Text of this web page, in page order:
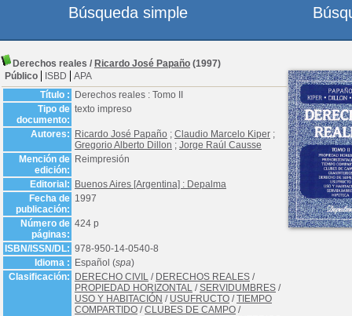
Derechos reales / Ricardo José Papaño (1997)
Público
ISBD
APA
Título :
Derechos reales : Tomo II
Tipo de
documento:
texto impreso
Autores: Ricardo José Papaño ; Claudio Marcelo Kiper ;
Gregorio Alberto Dillon ; Jorge Raúl Causse
Mención de
edición:
Reimpresión
Editorial:
Buenos Aires [Argentina] : Depalma
Fecha de
publicación:
1997
Número de
páginas:
424 p
ISBN/ISSN/DL: 978-950-14-0540-8
Idioma :
Español (spa)
Clasificación:
DERECHO CIVIL / DERECHOS REALES /
PROPIEDAD HORIZONTAL /SERVIDUMBRES /
USO Y HABITACIÓN / USUFRUCTO /TIEMPO
COMPARTIDO /CLUBES DE CAMPO /
Búsqueda simple